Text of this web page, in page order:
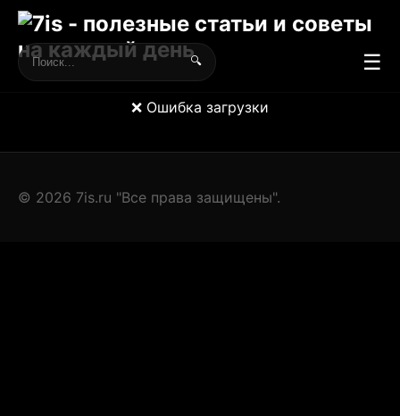
🔍 ☰
❌ Ошибка загрузки
© 2026 7is.ru "Все права защищены".